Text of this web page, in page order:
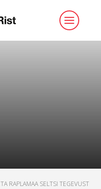
RAPLAMAA SELTSI TEGEVUST